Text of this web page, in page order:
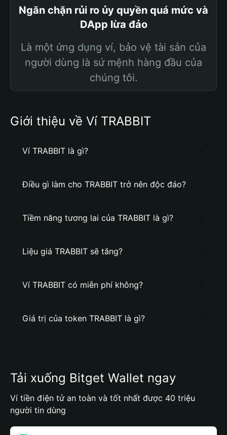
Ngăn chặn rủi ro ủy quyền quá mức và
DApp lừa đảo
Là một ứng dụng ví, bảo vệ tài sản của
người dùng là sứ mệnh hàng đầu của
chúng tôi.
Giới thiệu về Ví TRABBIT
Ví TRABBIT là gì?
Điều gì làm cho TRABBIT trở nên độc đáo?
Tiềm năng tương lai của TRABBIT là gì?
Liệu giá TRABBIT sẽ tăng?
Ví TRABBIT có miễn phí không?
Giá trị của token TRABBIT là gì?
Tải xuống Bitget Wallet ngay
Ví tiền điện tử an toàn và tốt nhất được 40 triệu
người tin dùng